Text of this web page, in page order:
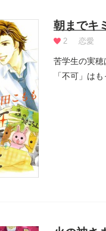
朝までキ
2 恋愛
苦学生の実穂
「不可」は